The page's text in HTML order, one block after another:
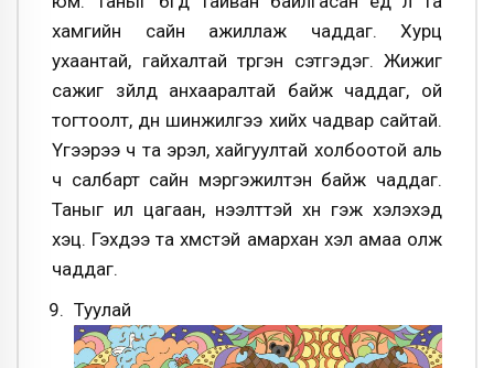
хамгийн сайн ажиллаж чаддаг. Хурц
ухаантай, гайхалтай түргэн сэтгэдэг. Жижиг
сажиг зүйлд анхааралтай байж чаддаг, ой
тогтоолт, дүн шинжилгээ хийх чадвар сайтай.
Үүгээрээ ч та эрэл, хайгуултай холбоотой аль
ч салбарт сайн мэргэжилтэн байж чаддаг.
Таныг ил цагаан, нээлттэй хүн гэж хэлэхэд
хэцүү. Гэхдээ та хүмүүстэй амархан хэл амаа олж
чаддаг.
Туулай